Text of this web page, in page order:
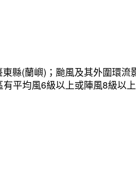
縣(蘭嶼)；颱風及其外圍環
平均風6級以上或陣風8級以